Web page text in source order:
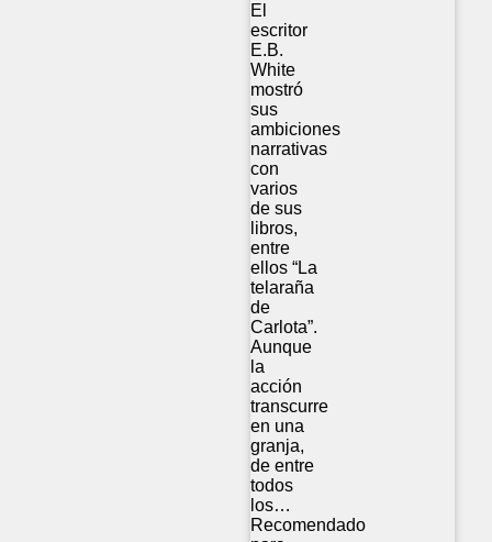
El
escritor
E.B.
White
mostró
sus
ambiciones
narrativas
con
varios
de sus
libros,
entre
ellos “La
telaraña
de
Carlota”.
Aunque
la
acción
transcurre
en una
granja,
de entre
todos
los…
Recomendado